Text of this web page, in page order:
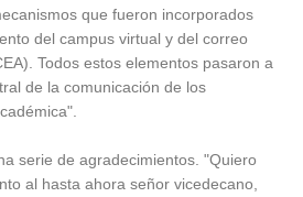
que fueron incorporados
del campus virtual y del correo
Todos estos elementos pasaron a
de la comunicación de los
serie de agradecimientos. "Quiero
al hasta ahora señor vicedecano,